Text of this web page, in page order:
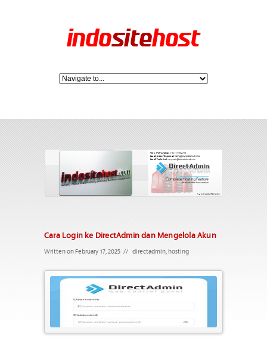
Cara Login ke DirectAdmin dan Mengelola Akun
Written on February 17, 2025 // directadmin,hosting